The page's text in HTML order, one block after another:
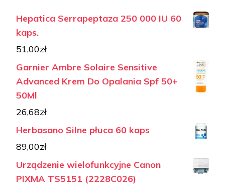
Hepatica Serrapeptaza 250 000 IU 60
kaps.
51,00zł
Garnier Ambre Solaire Sensitive
Advanced Krem Do Opalania Spf 50+
50Ml
26,68zł
Herbasano Silne płuca 60 kaps
89,00zł
Urządzenie wielofunkcyjne Canon
PIXMA TS5151 (2228C026)